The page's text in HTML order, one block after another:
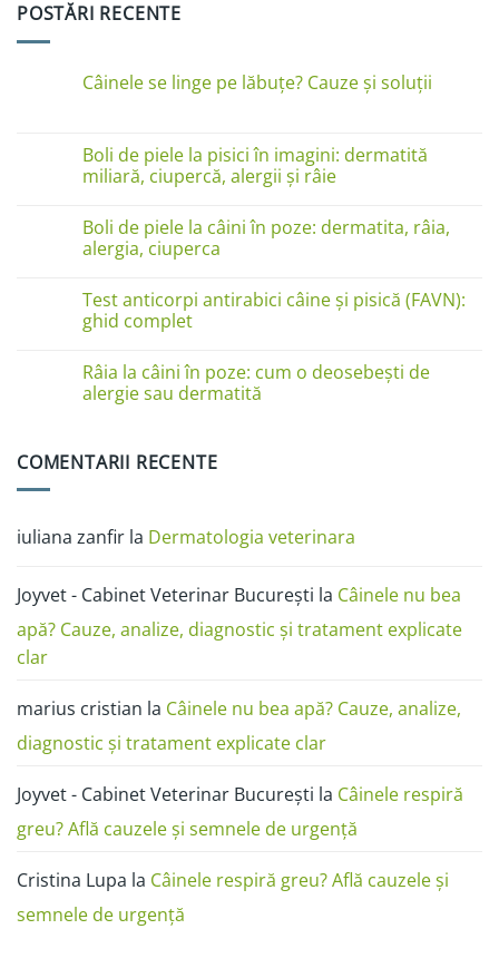
POSTĂRI RECENTE
Câinele se linge pe lăbuțe? Cauze și soluții
Câinele
se
linge
Cauze
și
soluții
Boli de piele la pisici în imagini: dermatită
miliară, ciupercă, alergii și râie
la
Boli
de
pisici
în
imagini:
ciupercă,
alergii
și
Boli de piele la câini în poze: dermatita, râia,
alergia, ciuperca
Boli
de
câini
în
poze:
ciuperca
Test anticorpi antirabici câine și pisică (FAVN):
ghid complet
la
Test
anticorpi
pisică
Râia la câini în poze: cum o deosebești de
alergie sau dermatită
Râia
cum
o
alergie
sau
COMENTARII RECENTE
iuliana zanfir la Dermatologia veterinara
Joyvet - Cabinet Veterinar București la Câinele nu bea
apă? Cauze, analize, diagnostic și tratament explicate
clar
marius cristian la Câinele nu bea apă? Cauze, analize,
diagnostic și tratament explicate clar
Joyvet - Cabinet Veterinar București la Câinele respiră
greu? Află cauzele și semnele de urgență
Cristina Lupa la Câinele respiră greu? Află cauzele și
semnele de urgență